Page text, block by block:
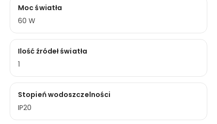
Moc światła
60 W
Ilość źródeł światła
1
Stopień wodoszczelności
IP20